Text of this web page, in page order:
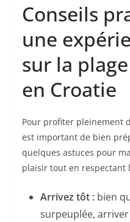
Conseils
une
sur la
en Croatie
Pour profiter pleinement
est important de bien
quelques astuces pour
plaisir tout en respectant
Arrivez tôt : bien
surpeuplée,